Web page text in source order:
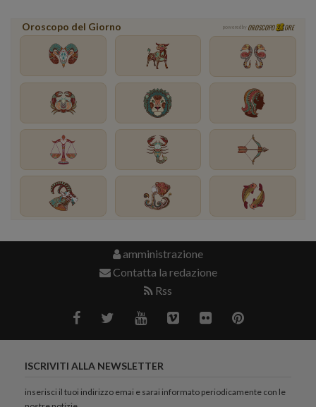
Oroscopo del Giorno powered by OROSCOPO ORE
amministrazione
Contatta la redazione
Rss
ISCRIVITI ALLA NEWSLETTER
inserisci il tuoi indirizzo emai e sarai informato periodicamente con le